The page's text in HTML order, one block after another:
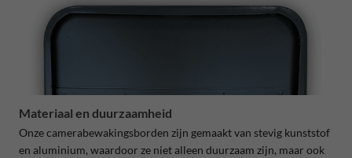
Materiaal en duurzaamheid
Onze camerabewakingsborden zijn gemaakt van stevig kunststof
en aluminium, waardoor ze niet alleen duurzaam zijn, maar ook